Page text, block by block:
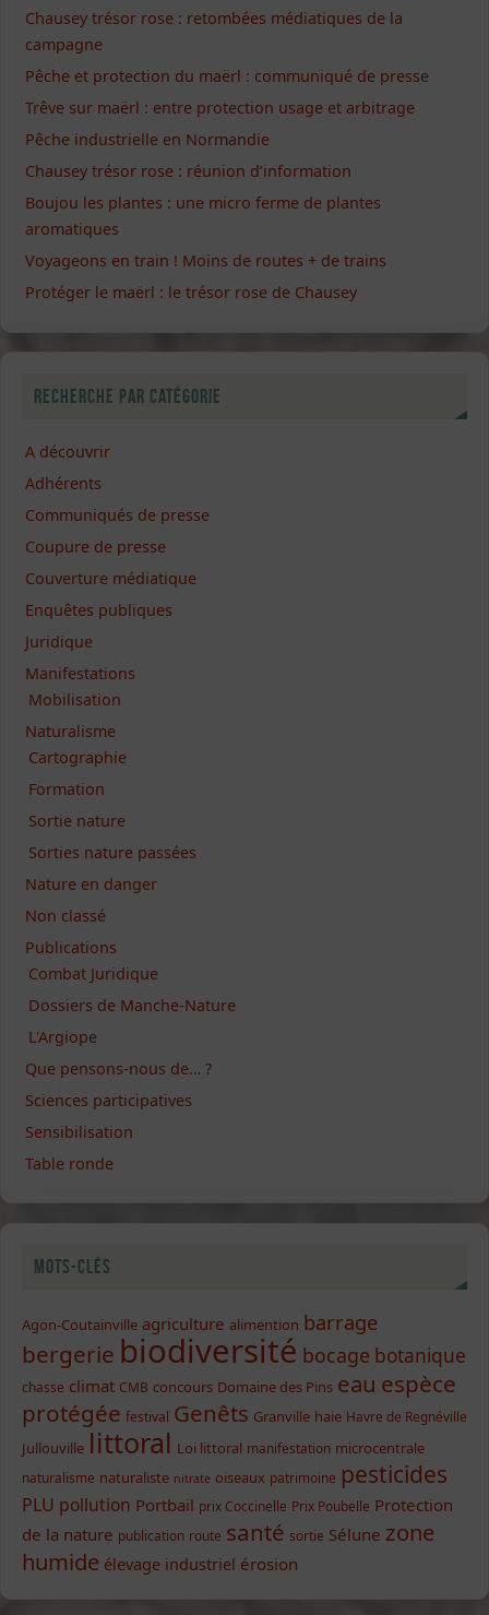
Chausey trésor rose : retombées médiatiques de la
campagne
Pêche et protection du maërl : communiqué de presse
Trêve sur maërl : entre protection usage et arbitrage
Pêche industrielle en Normandie
Chausey trésor rose : réunion d’information
Boujou les plantes : une micro ferme de plantes
aromatiques
Voyageons en train ! Moins de routes + de trains
Protéger le maërl : le trésor rose de Chausey
Recherche par catégorie
A découvrir
Adhérents
Communiqués de presse
Coupure de presse
Couverture médiatique
Enquêtes publiques
Juridique
Manifestations
Mobilisation
Naturalisme
Cartographie
Formation
Sortie nature
Sorties nature passées
Nature en danger
Non classé
Publications
Combat Juridique
Dossiers de Manche-Nature
L'Argiope
Que pensons-nous de… ?
Sciences participatives
Sensibilisation
Table ronde
Mots-clés
Agon-Coutainville agriculture alimention barrage
bergerie biodiversité bocage botanique
chasse climat CMB concours Domaine des Pins eau espèce
protégée festival Genêts Granville haie Havre de Regnéville
Jullouville littoral Loi littoral manifestation microcentrale
naturalisme naturaliste nitrate oiseaux patrimoine pesticides
PLU pollution Portbail prix Coccinelle Prix Poubelle Protection
de la nature publication route santé sortie Sélune zone
humide élevage industriel érosion